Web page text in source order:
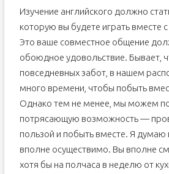
Изучение английского должно
которую вы будете играть
Это ваше совместное общение
обоюдное удовольствие. Бывает,
повседневных забот, в нашем
много времени, чтобы побыть
Однако тем не менее, мы можем
потрясающую возможность —
пользой и побыть вместе. Я думаю
вполне осуществимо. Вы вполне
хотя бы на полчаса в неделю от